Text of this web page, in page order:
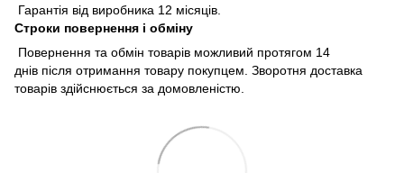
Гарантія від виробника 12 місяців.
Строки повернення і обміну
Повернення та обмін товарів можливий протягом 14
днів після отримання товару покупцем. Зворотня доставка
товарів здійснюється за домовленістю.